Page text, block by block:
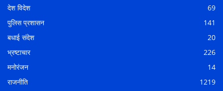
देश विदेश
69
पुलिस प्रशासन
141
बधाई संदेश
20
भ्रष्टाचार
226
मनोरंजन
14
राजनीति
1219